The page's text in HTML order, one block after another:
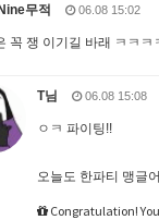
무적 06.08 15:02
꼭 쟁 이기길 바래 ㅋㅋㅋ
T님 06.08 15:08
ㅇㅋ 파이팅!!
오늘도 한파티 맹글
Congratulation!